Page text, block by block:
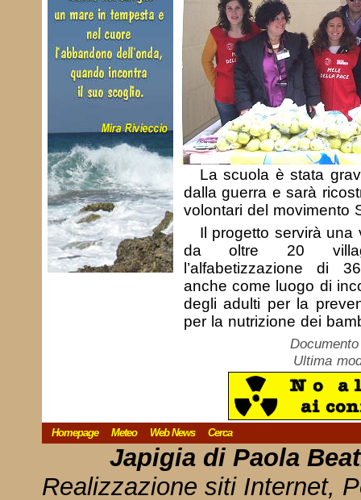
La scuola è stata
dalla guerra e sarà
volontari del movimento
Il progetto servirà una
da oltre 20
l’alfabetizzazione di
anche come luogo di
degli adulti per la
per la nutrizione dei
Ultima
Homepage Meteo Web News Cerca
Japigia di Paola
Realizzazione siti Internet,